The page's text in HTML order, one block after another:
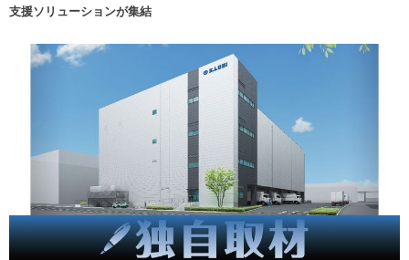
支援ソリューションが集結